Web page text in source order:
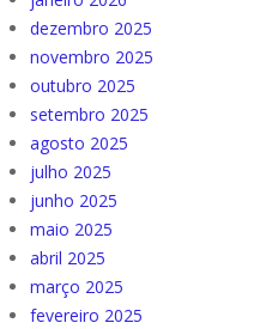
dezembro 2025
novembro 2025
outubro 2025
setembro 2025
agosto 2025
julho 2025
junho 2025
maio 2025
abril 2025
março 2025
fevereiro 2025